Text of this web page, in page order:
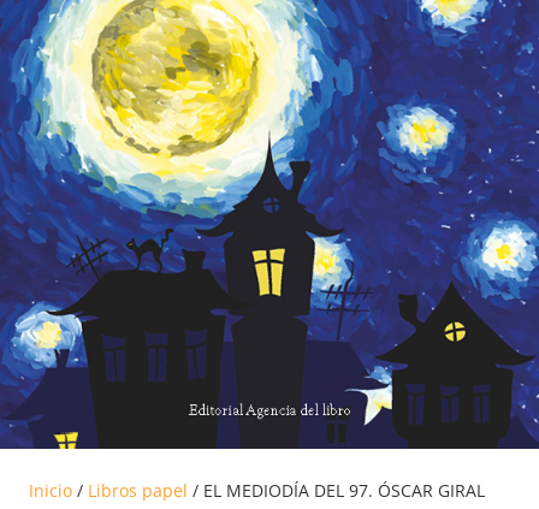
Inicio / Libros papel / EL MEDIODÍA DEL 97. ÓSCAR GIRAL